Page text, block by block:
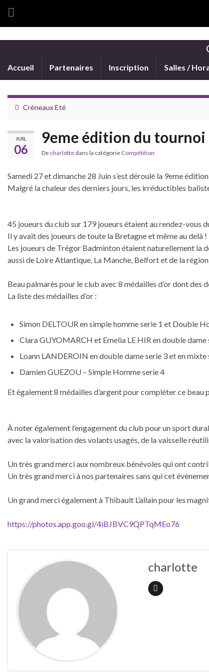
Accueil Partenaires Inscription Salles /
Créneaux Eté
JUIL
06
9eme édition du tournoi
De charlotte dans la catégorie Compétition
Samedi 27 et dimanche 28 Juin s’est déroulé la 9eme
Malgré la chaleur des derniers jours, les irréductibles
45 joueurs du club sur 179 joueurs étaient au rendez-
Il y avait des joueurs de toute la Bretagne et même au delà !
Les joueurs de Trégor Badminton étaient naturellement la
aussi de Loire Atlantique, La Manche, Belfort et de la
Beau palmarès pour le club avec 8 médailles d’or dont
La liste des médailles d’or :
Simon DELTOUR en simple homme serie 1 et Double
Clara GUYOMARCH et Emelia LE HIR en double dame
Loann LANDEROIN en double dame serie 3 et en
Damien GUEZOU – Simple Homme serie 4
Et également 8 médailles d’argent pour compléter ce beau
À noter également l’engagement du club pour un sport
avec la valorisation des volants usagés, de la vaisselle
Un très grand merci aux nombreux bénévoles qui ont
Un très grand merci à nos partenaires sans qui cet
Un grand merci également à Thibault L’allain pour les
https://photos.app.goo.gl/4iBJBVC9QPTqMEo76
charlotte